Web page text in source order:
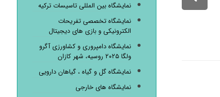
نمایشگاه بین المللی تاسیسات ترکیه
نمایشگاه تخصصی تفریحات
الکترونیکی و بازی های دیجیتال
نمایشگاه دامپروری و کشاورزی آگرو
ولگا ۲۰۲۵ روسیه، شهر کازان
نمایشگاه گل و گیاه ، گیاهان دارویی
نمایشگاه های خارجی